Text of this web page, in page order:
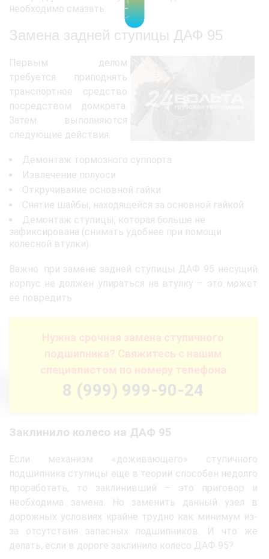
необходимо смазать
Замена задней ступицы ДАФ 95
Первым делом
требуется приподнять
транспортное средство
посредством домкрата.
Затем выполняются
следующие действия:
Демонтаж тормозного суппорта
Извлечение полуоси
Откручивание основной гайки
Снятие шайбы, находящейся за основной гайкой
Демонтаж ступицы, которая больше не
зафиксирована (снимать удобнее при помощи
колесной втулки)
Важно: при замене задней ступицы ДАФ 95 несущий
корпус не должен упираться на втулку – это может
ее повредить.
Нужна срочная замена ступичного
подшипника? Свяжитесь с нашим
специалистом по номеру телефона
8 (999) 999-90-24
Заклинило колесо на ДАФ 95
Если механизм «доживающего» ступичного
подшипника ступицы еще в теории способен недолго
проработать, то заклинивший – это приговор и
необходима замена. Но заменить данный узел в
дорожных условиях крайне трудно как минимум из-
за отсутствия запасных подшипников. И что же
делать, если в дороге заклинило колесо ДАФ 95?